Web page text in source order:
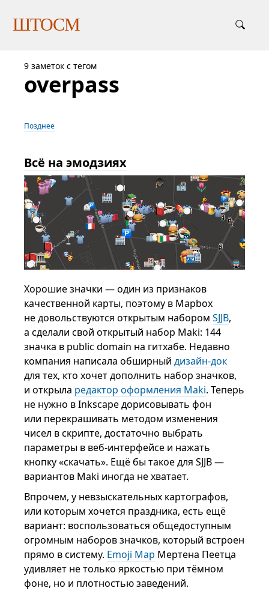
ШТОСМ
9 заметок с тегом
overpass
Позднее
Всё на эмодзиях
Хорошие значки — один из признаков
качественной карты, поэтому в Mapbox
не довольствуются открытым наборомSJJB,
а сделали свой открытый набор Maki: 144
значка в public domain на гитхабе. Недавно
компания написала обширныйдизайн-док
для тех, кто хочет дополнить набор значков,
и открыла редактор оформления Maki. Теперь
не нужно в Inkscape дорисовывать фон
или перекрашивать методом изменения
чисел в скрипте, достаточно выбрать
параметры в веб-интерфейсе и нажать
кнопку «скачать». Ещё бы такое для SJJB —
вариантов Maki иногда не хватает.
Впрочем, у невзыскательных картографов,
или которым хочется праздника, есть ещё
вариант: воспользоваться общедоступным
огромным наборов значков, который встроен
прямо в систему. Emoji Map Мертена Пеетца
удивляет не только яркостью при тёмном
фоне, но и плотностью заведений.